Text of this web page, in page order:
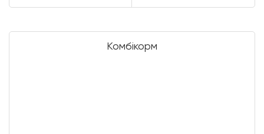
Комбікорм